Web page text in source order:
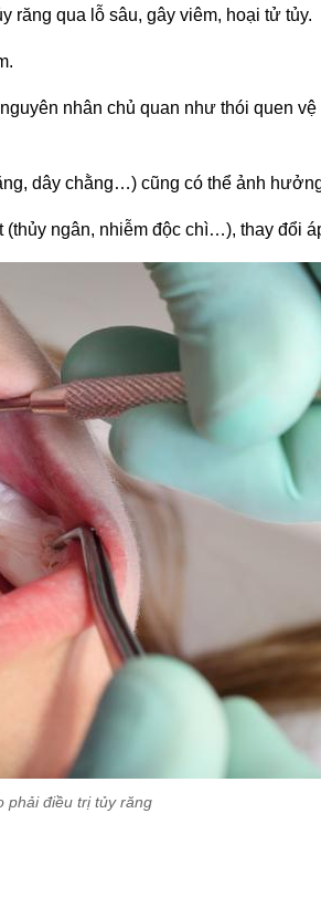
răng qua lỗ sâu, gây viêm, hoại tử tủy.
nhân chủ quan như thói quen
dây chằng…) cũng có thể ảnh
(thủy ngân, nhiễm độc chì…), thay đổi
phải điều trị tủy răng